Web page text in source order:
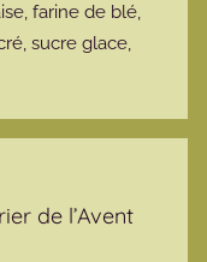
, farine de blé,
, sucre glace,
de l’Avent